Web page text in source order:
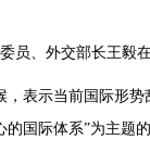
员、外交部长王
表示当前国际形
国际体系”为主